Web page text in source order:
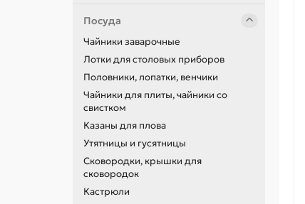
Посуда
Чайники заварочные
Лотки для столовых приборов
Половники, лопатки, венчики
Чайники для плиты, чайники со
свистком
Казаны для плова
Утятницы и гусятницы
Сковородки, крышки для
сковородок
Кастрюли